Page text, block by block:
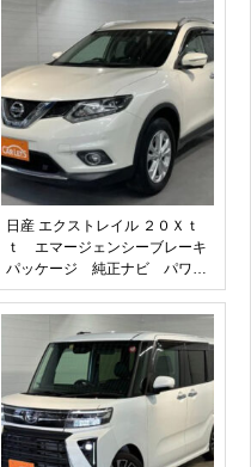
日産 エクストレイル ２０Ｘｔ
ｔ エマージェンシーブレーキ
パッケージ 純正ナビ パワー
バックドア ＥＴＣ セキュリ
ティアラーム 純正ホイー
ル アラウンドビューモニタ
ー シートヒーター ＵＳＢソ
ケット クルーズコントロー
ル 革巻ハンドル ルーフレー
ル ドアミラーヒーター